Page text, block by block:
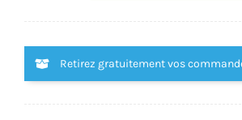
FERME
Retirez gratuitement vos